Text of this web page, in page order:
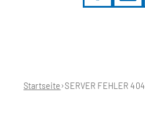
Startseite SERVER FEHLER 404